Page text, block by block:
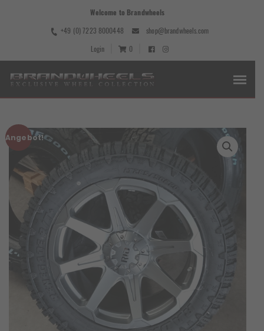
Welcome to Brandwheels
+49 (0) 7223 8000448
shop@brandwheels.com
Login
0
Angebot!